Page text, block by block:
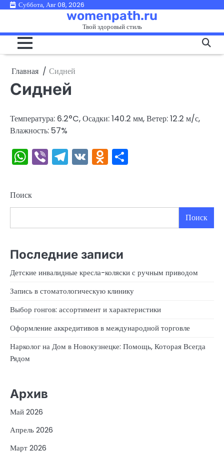
ПерейтиСуббота, Авг 08, 2026
womenpath.ru
Твой здоровый стиль
Главная Сидней
Сидней
Температура: 6.2°C, Осадки: 140.2 мм, Ветер: 12.2 м/с,
Влажность: 57%
WhatsApp
ViberTelegram
VKOdnoklassniki
Поиск
Поиск
Последние записи
Детские инвалидные кресла-коляски с ручным приводом
Запись в стоматологическую клинику
Выбор гонгов: ассортимент и характеристики
Оформление аккредитивов в международной торговле
Нарколог на Дом в Новокузнецке: Помощь, Которая Всегда
Рядом
Архив
Май 2026
Апрель 2026
Март 2026